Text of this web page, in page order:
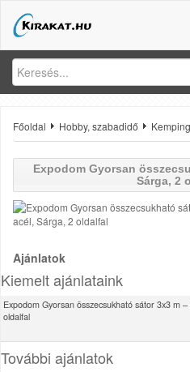
Főoldal Hobby, szabadidő
Expodom Gyorsan
Sárga, 2
Ajánlatok
Kiemelt ajánlataink
Expodom Gyorsan összecsukható sátor 3x3 m
oldalfal
További ajánlatok